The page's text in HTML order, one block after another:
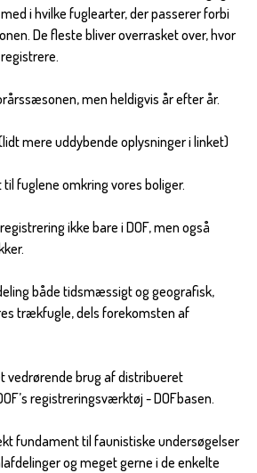
i hvilke fuglearter, der passerer forbi
De fleste bliver overrasket over, hvor
men heldigvis år efter år.
mere uddybende oplysninger i linket)
til fuglene omkring vores boliger.
ikke bare i DOF, men også
både tidsmæssigt og geografisk,
trækfugle, dels forekomsten af
vedrørende brug af distribueret
registreringsværktøj - DOFbasen.
fundament til faunistiske undersøgelser
og meget gerne i de enkelte